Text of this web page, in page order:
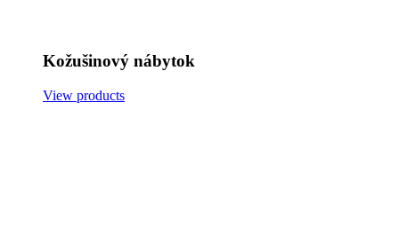
Kožušinový nábytok
View products